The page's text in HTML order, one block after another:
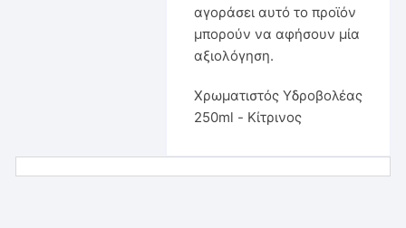
αγοράσει αυτό το προϊόν
μπορούν να αφήσουν μία
αξιολόγηση.
Χρωματιστός Υδροβολέας
250ml - Κίτρινος